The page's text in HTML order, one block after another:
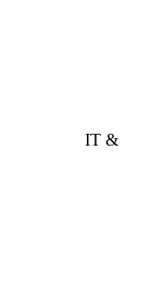
IT &